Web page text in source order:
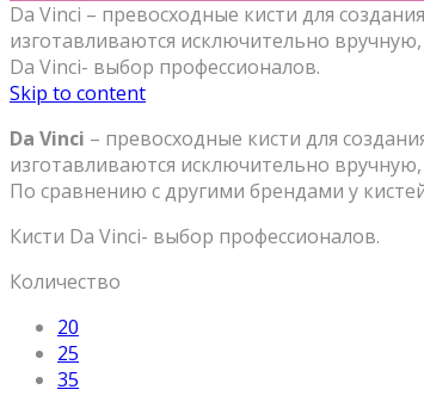
Da Vinci – превосходные кисти для
изготавливаются исключительно
Da Vinci- выбор профессионалов.
Skip to content
Da Vinci – превосходные кисти для
изготавливаются исключительно
По сравнению с другими брендами у
Кисти Da Vinci- выбор профессионалов.
Количество
20
25
35